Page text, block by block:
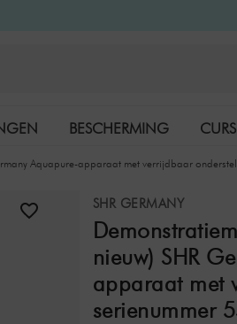
BESCHERMING
MERKEN
Aquapure-apparaat met verrijdbaar
SHR GERMANY
nieuw) SHR
apparaat met
serienummer